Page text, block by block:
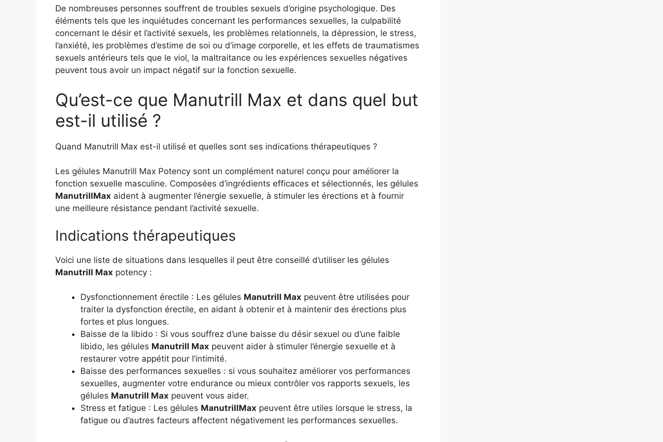
De nombreuses personnes souffrent de troubles sexuels d’origine psychologique. Des
éléments tels que les inquiétudes concernant les performances sexuelles, la culpabilité
concernant le désir et l’activité sexuels, les problèmes relationnels, la dépression, le stress,
l’anxiété, les problèmes d’estime de soi ou d’image corporelle, et les effets de traumatismes
sexuels antérieurs tels que le viol, la maltraitance ou les expériences sexuelles négatives
peuvent tous avoir un impact négatif sur la fonction sexuelle.
Qu’est-ce que Manutrill Max et dans quel but
est-il utilisé ?
Quand Manutrill Max est-il utilisé et quelles sont ses indications thérapeutiques ?
Les gélules Manutrill Max Potency sont un complément naturel conçu pour améliorer la
fonction sexuelle masculine. Composées d’ingrédients efficaces et sélectionnés, les gélules
ManutrillMax aident à augmenter l’énergie sexuelle, à stimuler les érections et à fournir
une meilleure résistance pendant l’activité sexuelle.
Indications thérapeutiques
Voici une liste de situations dans lesquelles il peut être conseillé d’utiliser les gélules
Manutrill Max potency :
Dysfonctionnement érectile : Les gélules Manutrill Max peuvent être utilisées pour
traiter la dysfonction érectile, en aidant à obtenir et à maintenir des érections plus
fortes et plus longues.
Baisse de la libido : Si vous souffrez d’une baisse du désir sexuel ou d’une faible
libido, les gélules Manutrill Max peuvent aider à stimuler l’énergie sexuelle et à
restaurer votre appétit pour l’intimité.
Baisse des performances sexuelles : si vous souhaitez améliorer vos performances
sexuelles, augmenter votre endurance ou mieux contrôler vos rapports sexuels, les
gélules Manutrill Max peuvent vous aider.
Stress et fatigue : Les gélules ManutrillMax peuvent être utiles lorsque le stress, la
fatigue ou d’autres facteurs affectent négativement les performances sexuelles.